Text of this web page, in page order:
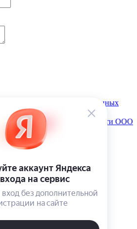
обработку персональных данных
на политику конфиденциальности ООО
}}
}}